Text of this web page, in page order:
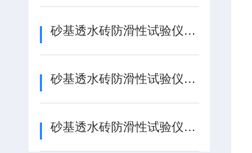
砂基透水砖防滑性试验仪的测试方法都有哪些
砂基透水砖防滑性试验仪JGT376-H如何使用
砂基透水砖防滑性试验仪的产品结构